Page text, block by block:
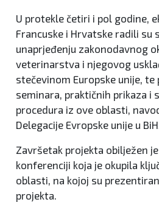
U protekle četiri i pol godine,
Francuske i Hrvatske radili su
unaprjeđenju zakonodavnog
veterinarstva i njegovog
stečevinom Europske unije, te
seminara, praktičnih prikaza i
procedura iz ove oblasti,
Delegacije Evropske unije u BiH.
Završetak projekta obilježen
konferenciji koja je okupila
oblasti, na kojoj su
projekta.